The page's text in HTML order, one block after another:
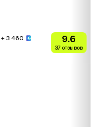
+ 3 460 9.6
37 отзывов